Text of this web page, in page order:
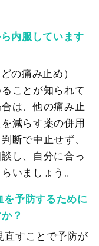
内服しています
の痛み止め）
ことが知られて
は、他の痛み止
減らす薬の併用
断で中止せず、
し、自分に合っ
いましょう。
予防するために
？
直すことで予防が